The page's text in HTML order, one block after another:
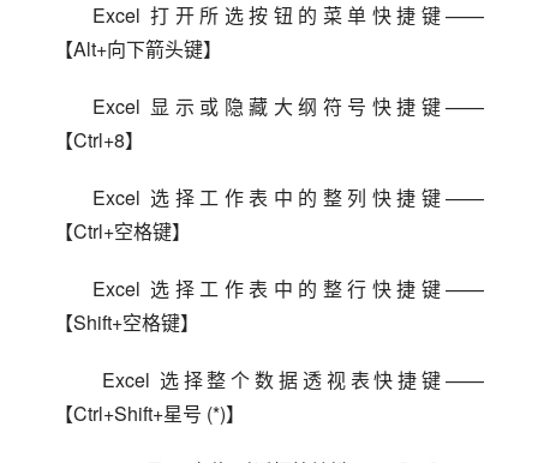
Excel 打开所选按钮的菜单快捷键——
【Alt+向下箭头键】
Excel 显示或隐藏大纲符号快捷键——
【Ctrl+8】
Excel 选择工作表中的整列快捷键——
【Ctrl+空格键】
Excel 选择工作表中的整行快捷键——
【Shift+空格键】
【Ctrl+Shift+星号 (*)】